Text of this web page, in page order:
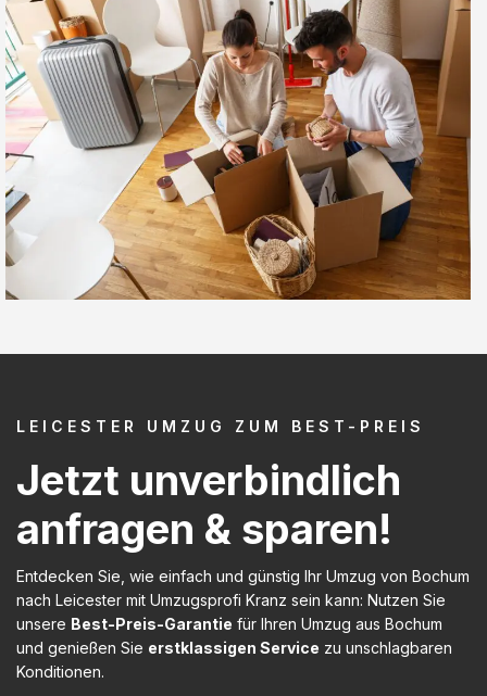
LEICESTER UMZUG ZUM BEST-PREIS
Jetzt unverbindlich
anfragen & sparen!
Entdecken Sie, wie einfach und günstig Ihr Umzug von Bochum
nach Leicester mit Umzugsprofi Kranz sein kann: Nutzen Sie
unsere Best-Preis-Garantie für Ihren Umzug aus Bochum
und genießen Sie erstklassigen Service zu unschlagbaren
Konditionen.